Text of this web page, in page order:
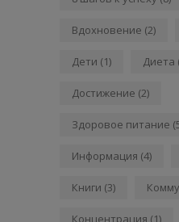
Вдохновение (2)
Дети (1) Диета
Достижение (2)
Здоровое питание
Информация (4)
Книги (3)
Концентрация (1)